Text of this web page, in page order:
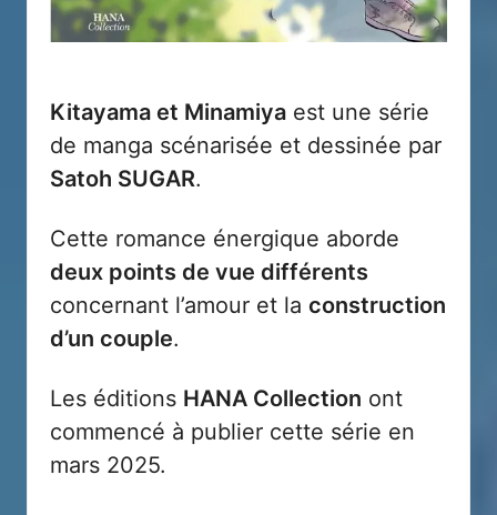
Kitayama et Minamiya est une série
de manga scénarisée et dessinée par
Satoh SUGAR.
Cette romance énergique aborde
deux points de vue différents
concernant l’amour et la construction
d’un couple.
Les éditions HANA Collection ont
commencé à publier cette série en
mars 2025.